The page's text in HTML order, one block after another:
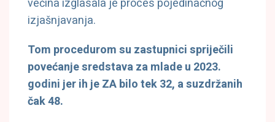
većina izglasala je proces pojedinačnog
izjašnjavanja.
Tom procedurom su zastupnici spriječili
povećanje sredstava za mlade u 2023.
godini jer ih je ZA bilo tek 32, a suzdržanih
čak 48.